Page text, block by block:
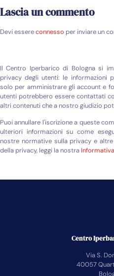
Lascia un commento
Devi essereconnesso per inviare un
Il Centro Iperbarico di Bologna si
privacy degli utenti: le informazioni
solo per amministrare gli account e
utenti potrebbero essere contattati
altri contenuti che a nostro giudizio
Puoi annullare l'iscrizione a queste
ulteriori informazioni su come
nostre normative sulla privacy e
della privacy, leggi la nostra
Centro
Via S.
40057